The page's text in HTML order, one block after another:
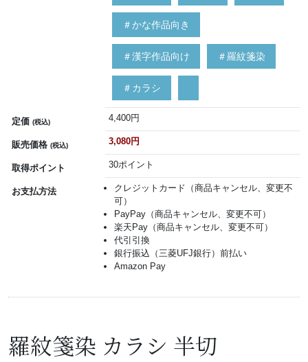
＃かな作品向き
＃漢字作品向け ＃羅紋箋染
＃カラシ
定価 (税込) 4,400円
販売価格 (税込) 3,080円
取得ポイント 30ポイント
お支払方法
クレジットカード（商品キャンセル、変更不
可）
PayPay（商品キャンセル、変更不可）
楽天Pay（商品キャンセル、変更不可）
代引引換
銀行振込（三菱UFJ銀行）前払い
Amazon Pay
羅紋箋染 カラシ 半切